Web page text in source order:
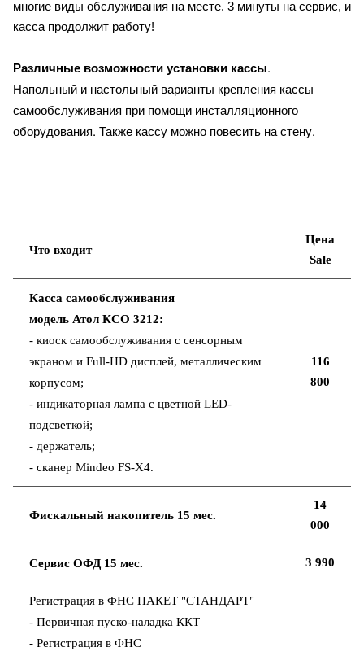
многие виды обслуживания на месте. 3 минуты на сервис, и
касса продолжит работу!
Различные возможности установки кассы.
Напольный и настольный варианты крепления кассы
самообслуживания при помощи инсталляционного
оборудования. Также кассу можно повесить на стену.
Что входит
Цена
Sale
Касса самообслуживания
модель Атол КСО 3212:
- киоск самообслуживания с сенсорным
экраном и Full-HD дисплей, металлическим
корпусом;
- индикаторная лампа с цветной LED-
подсветкой;
- держатель;
- сканер Mindeo FS-X4.
116
800
Фискальный накопитель 15 мес.
14
000
Сервис ОФД 15 мес. 3 990
Регистрация в ФНС ПАКЕТ "СТАНДАРТ"
- Первичная пуско-наладка ККТ
- Регистрация в ФНС